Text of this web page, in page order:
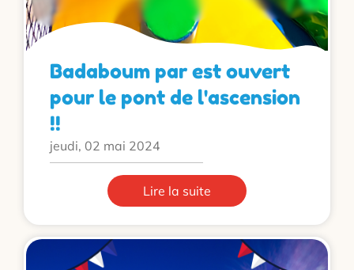
Badaboum par est ouvert
pour le pont de l'ascension
!!
jeudi, 02 mai 2024
Lire la suite